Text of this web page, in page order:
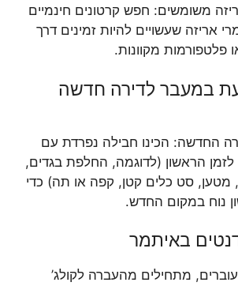
משומשים: חפש קרטונים חינמיים
אריזה שעשויים להיות זמינים דרך
פלטפורמות מקוונות.
במעבר לדירה חדשה
החדשה: הכינו חבילה נפרדת עם
לזמן הראשון (לדוגמה, החלפת בגדים,
מטען, סט כלים קטן, קפה או תה) כדי
נוח במקום החדש.
באיתמר
מתחילים מהעברה לקולג’